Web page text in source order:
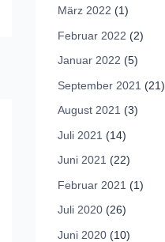
März 2022 (1)
Februar 2022 (2)
Januar 2022 (5)
September 2021 (21)
August 2021 (3)
Juli 2021 (14)
Juni 2021 (22)
Februar 2021 (1)
Juli 2020 (26)
Juni 2020 (10)